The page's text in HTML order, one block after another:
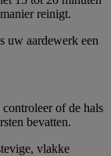
reinigt.
uw aardewerk een
of de hals
bevatten.
vlakke